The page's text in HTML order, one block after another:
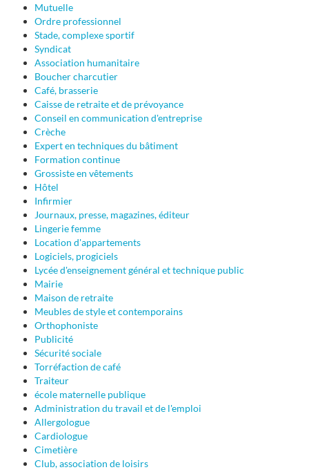
Mutuelle
Ordre professionnel
Stade, complexe sportif
Syndicat
Association humanitaire
Boucher charcutier
Café, brasserie
Caisse de retraite et de prévoyance
Conseil en communication d'entreprise
Crèche
Expert en techniques du bâtiment
Formation continue
Grossiste en vêtements
Hôtel
Infirmier
Journaux, presse, magazines, éditeur
Lingerie femme
Location d'appartements
Logiciels, progiciels
Lycée d'enseignement général et technique public
Mairie
Maison de retraite
Meubles de style et contemporains
Orthophoniste
Publicité
Sécurité sociale
Torréfaction de café
Traiteur
école maternelle publique
Administration du travail et de l'emploi
Allergologue
Cardiologue
Cimetière
Club, association de loisirs